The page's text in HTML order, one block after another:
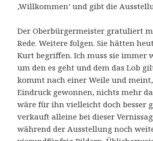
‚Willkommen’ und gibt die
Der Oberbürgermeister gratuliert
Rede. Weitere folgen. Sie hätten
Kurt begriffen. Ich muss sie immer
um den es geht und dem das Lob
kommt nach einer Weile und
Eindruck gewonnen, nichts mehr
wäre für ihn vielleicht doch besser
verkauft alleine bei dieser
während der Ausstellung noch